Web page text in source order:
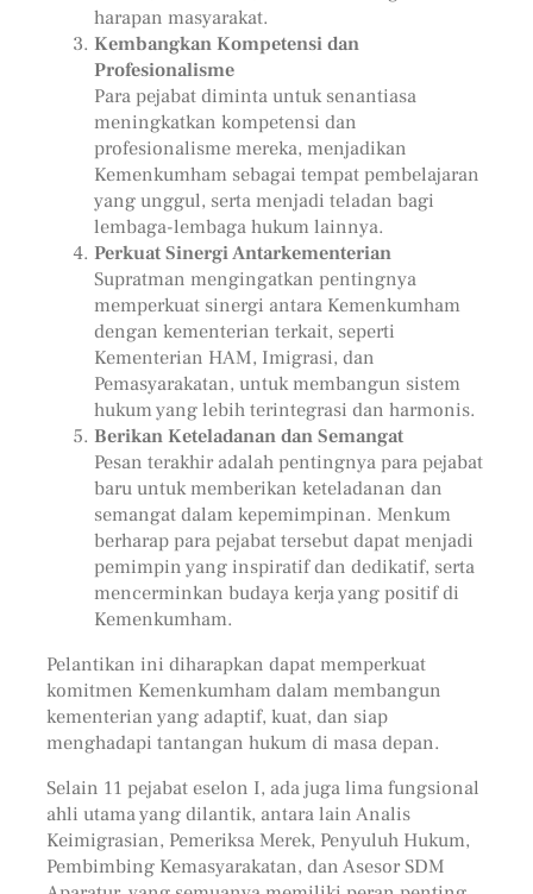
harapan masyarakat.
Kembangkan Kompetensi dan
Profesionalisme
Para pejabat diminta untuk senantiasa
meningkatkan kompetensi dan
profesionalisme mereka, menjadikan
Kemenkumham sebagai tempat pembelajaran
yang unggul, serta menjadi teladan bagi
lembaga-lembaga hukum lainnya.
Perkuat Sinergi Antarkementerian
Supratman mengingatkan pentingnya
memperkuat sinergi antara Kemenkumham
dengan kementerian terkait, seperti
Kementerian HAM, Imigrasi, dan
Pemasyarakatan, untuk membangun sistem
hukum yang lebih terintegrasi dan harmonis.
Berikan Keteladanan dan Semangat
Pesan terakhir adalah pentingnya para pejabat
baru untuk memberikan keteladanan dan
semangat dalam kepemimpinan. Menkum
berharap para pejabat tersebut dapat menjadi
pemimpin yang inspiratif dan dedikatif, serta
mencerminkan budaya kerja yang positif di
Kemenkumham.
Pelantikan ini diharapkan dapat memperkuat
komitmen Kemenkumham dalam membangun
kementerian yang adaptif, kuat, dan siap
menghadapi tantangan hukum di masa depan.
Selain 11 pejabat eselon I, ada juga lima fungsional
ahli utama yang dilantik, antara lain Analis
Keimigrasian, Pemeriksa Merek, Penyuluh Hukum,
Pembimbing Kemasyarakatan, dan Asesor SDM